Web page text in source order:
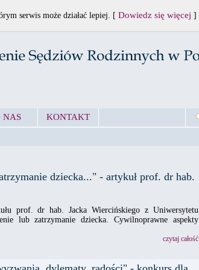
NAS KONTAKT
dziecka..." - artykuł prof. dr hab.
prof. dr hab. Jacka Wiercińskiego z Uniwersytetu
lub zatrzymanie dziecka. Cywilnoprawne aspekty
czytaj całość
serwis może działać lepiej. [ Dowiedz się więcej ]